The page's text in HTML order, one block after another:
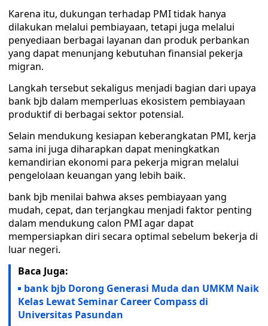
Karena itu, dukungan terhadap PMI tidak hanya
dilakukan melalui pembiayaan, tetapi juga melalui
penyediaan berbagai layanan dan produk perbankan
yang dapat menunjang kebutuhan finansial pekerja
migran.
Langkah tersebut sekaligus menjadi bagian dari upaya
bank bjb dalam memperluas ekosistem pembiayaan
produktif di berbagai sektor potensial.
Selain mendukung kesiapan keberangkatan PMI, kerja
sama ini juga diharapkan dapat meningkatkan
kemandirian ekonomi para pekerja migran melalui
pengelolaan keuangan yang lebih baik.
bank bjb menilai bahwa akses pembiayaan yang
mudah, cepat, dan terjangkau menjadi faktor penting
dalam mendukung calon PMI agar dapat
mempersiapkan diri secara optimal sebelum bekerja di
luar negeri.
Baca Juga:
bank bjb Dorong Generasi Muda dan UMKM Naik
Kelas Lewat Seminar Career Compass di
Universitas Pasundan